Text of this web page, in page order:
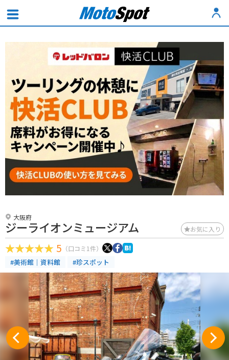
大阪府
ジーライオンミュージアム お気に入り
5 （口コミ1件）
#美術館｜資料館 #珍スポット